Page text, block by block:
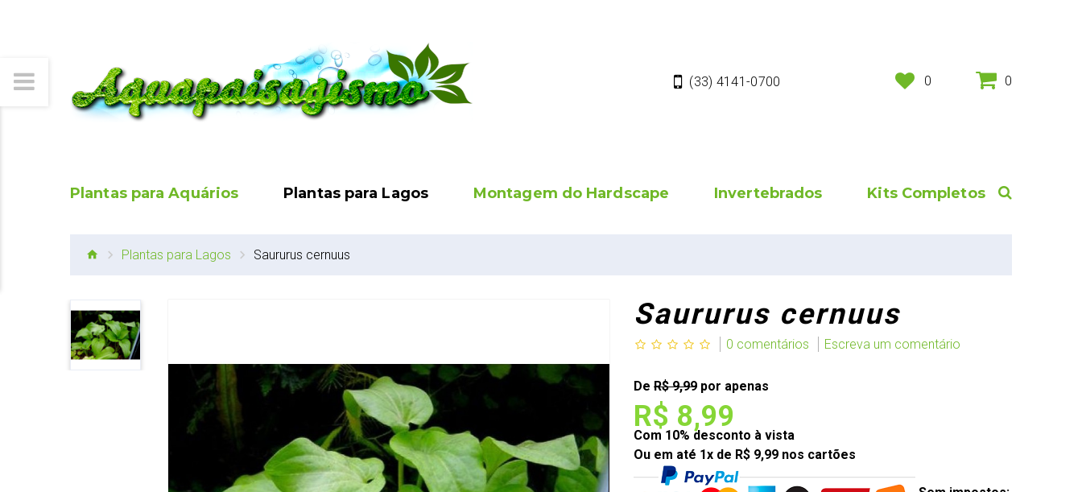
(33) 4141-0700 0 0
Plantas para Aquários Plantas para Lagos Montagem do Hardscape Invertebrados Kits Completos
Plantas para Lagos Saururus cernuus
Saururus cernuus
0 comentários Escreva um comentário
De R$ 9,99 por apenas
R$ 8,99
Com 10% desconto à vista
Ou em até 1x de R$ 9,99 nos cartões